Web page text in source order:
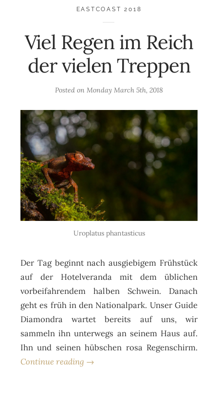
EASTCOAST 2018
Viel Regen im Reich
der vielen Treppen
Posted on Monday March 5th, 2018
Uroplatus phantasticus
Der Tag beginnt nach ausgiebigem Frühstück
auf der Hotelveranda mit dem üblichen
vorbeifahrendem halben Schwein. Danach
geht es früh in den Nationalpark. Unser Guide
Diamondra wartet bereits auf uns, wir
sammeln ihn unterwegs an seinem Haus auf.
Ihn und seinen hübschen rosa Regenschirm.
Continue reading →